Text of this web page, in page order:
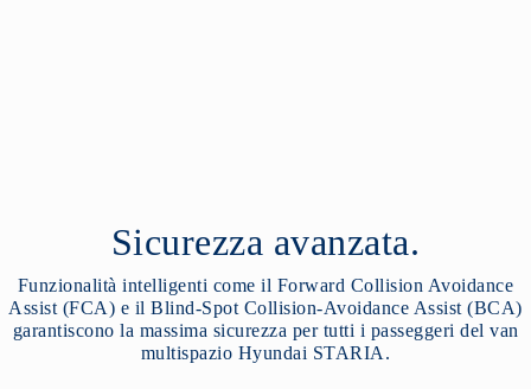
Sicurezza avanzata.
Funzionalità intelligenti come il Forward Collision Avoidance
Assist (FCA) e il Blind-Spot Collision-Avoidance Assist (BCA)
garantiscono la massima sicurezza per tutti i passeggeri del van
multispazio Hyundai STARIA.